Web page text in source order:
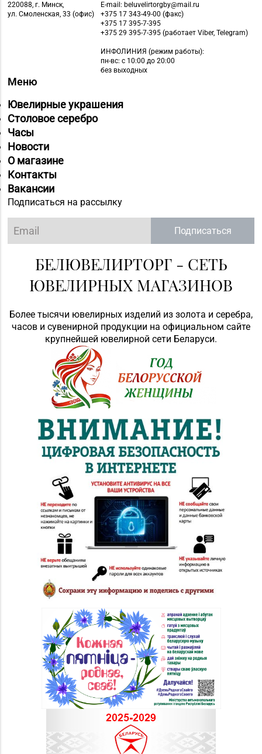
220088, г. Минск,
ул. Смоленская, 33 (офис)
E-mail: beluvelirtorgby@mail.ru
+375 17 343-49-00 (факс)
+375 17 395-7-395
+375 29 395-7-395 (работает Viber, Telegram)
ИНФОЛИНИЯ (режим работы):
пн-вс: с 10:00 до 20:00
без выходных
Меню
Ювелирные украшения
Столовое серебро
Часы
Новости
О магазине
Контакты
Вакансии
Подписаться на рассылку
Подписаться
БЕЛЮВЕЛИРТОРГ - СЕТЬ
ЮВЕЛИРНЫХ МАГАЗИНОВ
Более тысячи ювелирных изделий из золота и серебра,
часов и сувенирной продукции на официальном сайте
крупнейшей ювелирной сети Беларуси.